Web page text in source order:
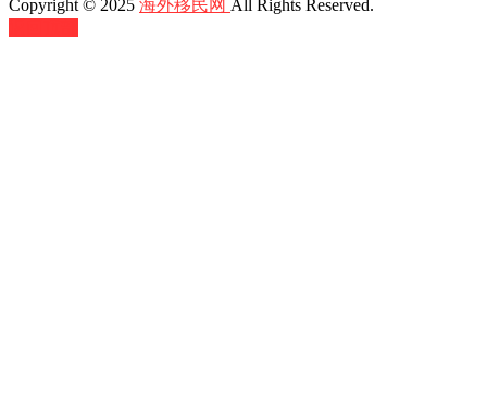
Copyright © 2025 海外移民网 All Rights Reserved.